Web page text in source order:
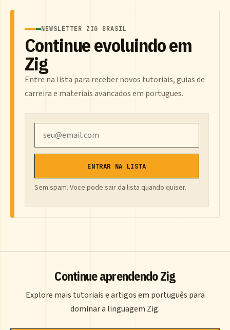
NEWSLETTER ZIG BRASIL
Continue evoluindo em
Zig
Entre na lista para receber novos tutoriais, guias de
carreira e materiais avancados em portugues.
ENTRAR NA LISTA
Sem spam. Voce pode sair da lista quando quiser.
Continue aprendendo Zig
Explore mais tutoriais e artigos em português para
dominar a linguagem Zig.